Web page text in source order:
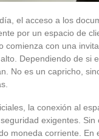
el acceso a los
por un espacio de
comienza con una
Dependiendo de si
No es un capricho,
la conexión al
exigentes. Sin
moneda corriente. En